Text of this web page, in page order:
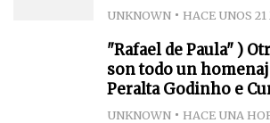
UNKNOWN HACE UNOS
"Rafael de Paula" )
son todo un
Peralta Godinho e
UNKNOWN HACE UNA